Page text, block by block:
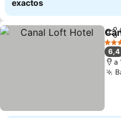
exactos
3
6,4
a